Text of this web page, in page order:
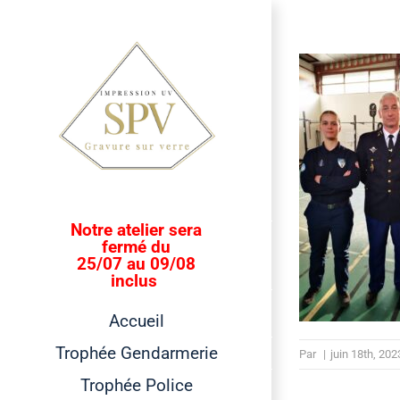
Notre atelier sera
fermé du
25/07 au 09/08
inclus
Accueil
Trophée Gendarmerie
Trophée Police
Par | juin 18th,